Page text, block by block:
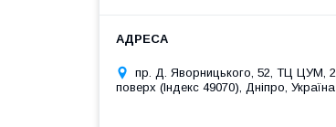
пр. Д. Яворницького, 52, ТЦ ЦУМ, 2
поверх (Індекс 49070), Дніпро, Україна